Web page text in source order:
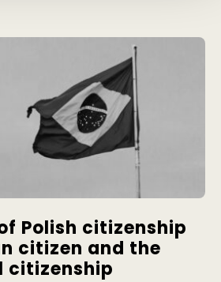
Polish citizenship
citizen and the
citizenship